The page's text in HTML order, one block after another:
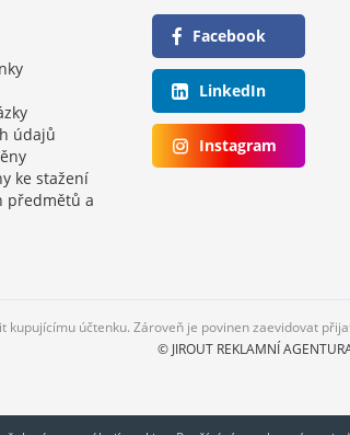
údajů
ke stažení
předmětů a
Facebook
LinkedIn
Instagram
účtenku. Zároveň je povinen zaevidovat
© JIROUT REKLAMNÍ